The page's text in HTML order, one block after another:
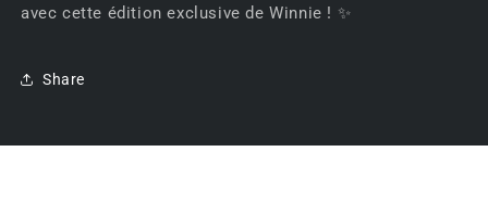
avec cette édition exclusive de Winnie ! ✨
Share